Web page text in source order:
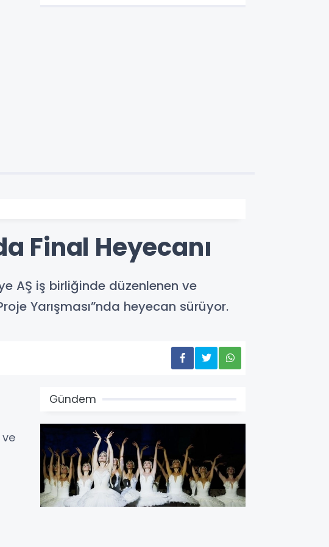
Final Heyecanı
AŞ iş birliğinde düzenlenen ve
Yarışması”nda heyecan sürüyor.
Gündem